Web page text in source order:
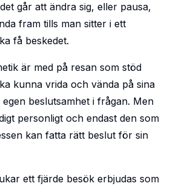
går att ändra sig, eller pausa,
fram tills man sitter i ett
få beskedet.
är med på resan som stöd
kunna vrida och vända på sina
beslutsamhet i frågan. Men
personligt och endast den som
kan fatta rätt beslut för sin
ett fjärde besök erbjudas som